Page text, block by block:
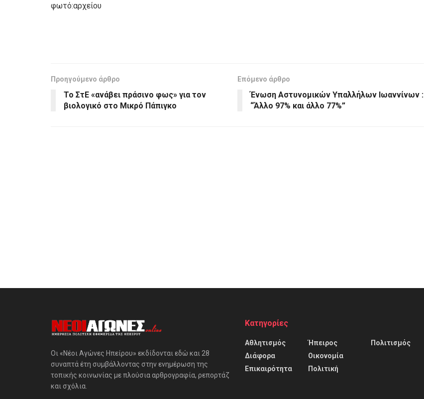
φωτό:αρχείου
Προηγούμενο άρθρο
Το ΣτΕ «ανάβει πράσινο φως» για τον
βιολογικό στο Μικρό Πάπιγκο
Επόμενο άρθρο
Ένωση Αστυνομικών Υπαλλήλων Ιωαννίνων :
“Άλλο 97% και άλλο 77%”
Οι «Νέοι Αγώνες Ηπείρου» εκδίδονται εδώ και 28
συναπτά έτη συμβάλλοντας στην ενημέρωση της
τοπικής κοινωνίας με πλούσια αρθρογραφία, ρεπορτάζ
και σχόλια.
Κατηγορίες
Αθλητισμός
Διάφορα
Επικαιρότητα
Ήπειρος
Οικονομία
Πολιτική
Πολιτισμός